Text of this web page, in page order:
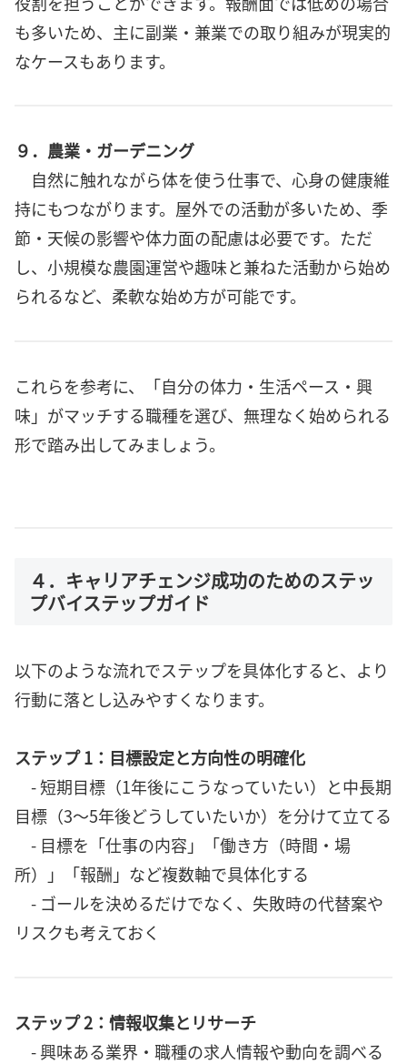
も多いため、主に副業・兼業での取り組みが現実的
なケースもあります。
９．農業・ガーデニング
自然に触れながら体を使う仕事で、心身の健康維
持にもつながります。屋外での活動が多いため、季
節・天候の影響や体力面の配慮は必要です。ただ
し、小規模な農園運営や趣味と兼ねた活動から始め
られるなど、柔軟な始め方が可能です。
これらを参考に、「自分の体力・生活ペース・興
味」がマッチする職種を選び、無理なく始められる
形で踏み出してみましょう。
４．キャリアチェンジ成功のためのステッ
プバイステップガイド
以下のような流れでステップを具体化すると、より
行動に落とし込みやすくなります。
ステップ 1：目標設定と方向性の明確化
- 短期目標（1年後にこうなっていたい）と中長期
目標（3〜5年後どうしていたいか）を分けて立てる
- 目標を「仕事の内容」「働き方（時間・場
所）」「報酬」など複数軸で具体化する
- ゴールを決めるだけでなく、失敗時の代替案や
リスクも考えておく
ステップ 2：情報収集とリサーチ
- 興味ある業界・職種の求人情報や動向を調べる